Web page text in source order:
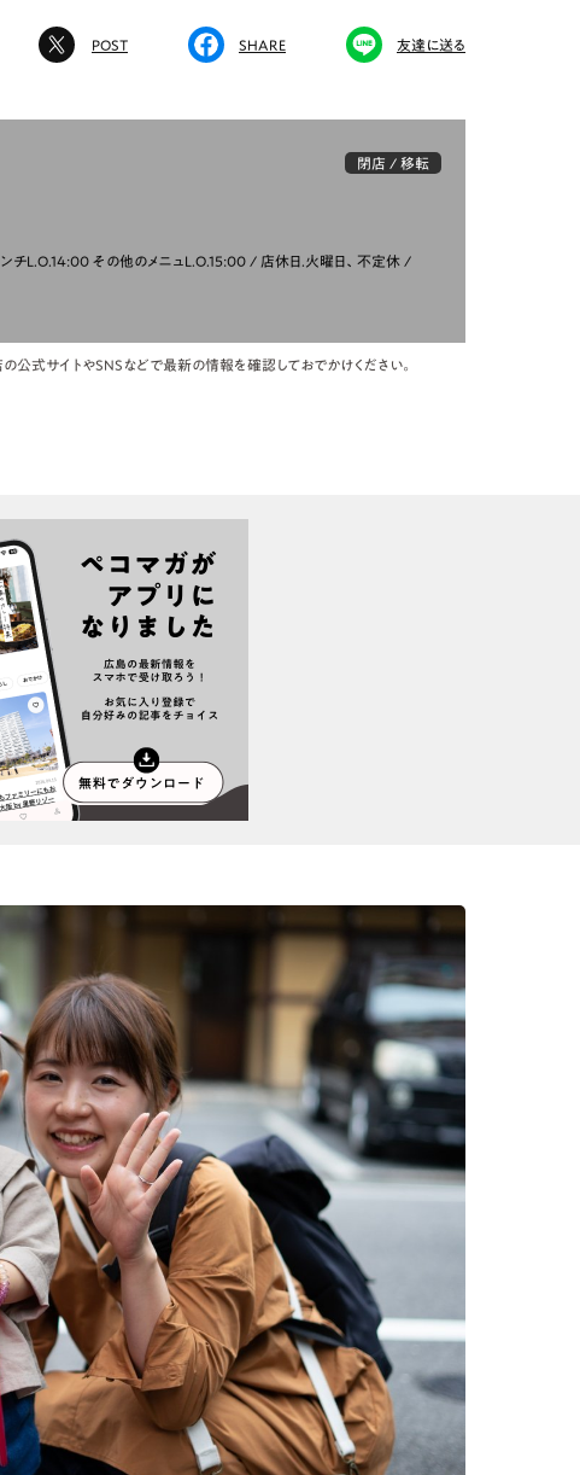
POST SHARE 友達に送る
閉店 / 移転
チL.O.14:00 その他のメニュL.O.15:00 店休日.火曜日、不定休
公式サイトやSNSなどで最新の情報を確認しておでかけください。